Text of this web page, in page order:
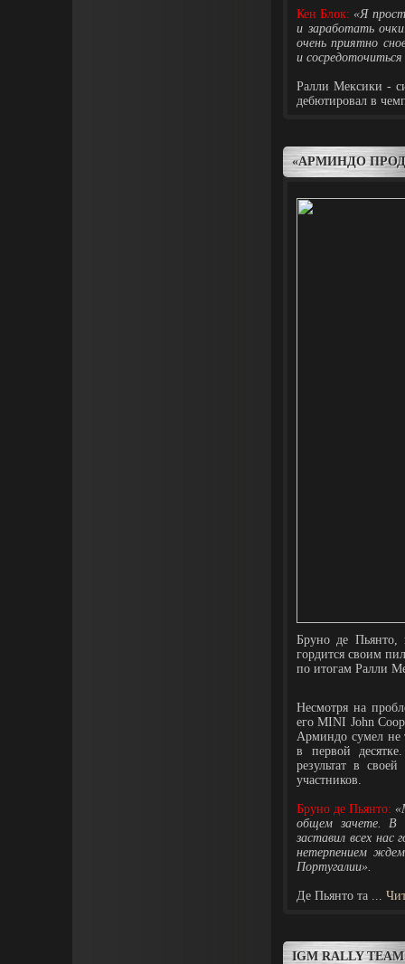
Кен Блок: «Я
и заработать
очень приятно
и
Ралли Мексики -
дебютировал в
«АРМИНДО
Бруно де Пьянто,
гордится своим
по итогам Ралли
Несмотря на
его MINI John
Арминдо сумел не
в первой
результат в
участников.
Бруно де Пьянто:
общем зачете. В
заставил всех
нетерпением
Португалии».
Де Пьянто та ...
IGM RALLY